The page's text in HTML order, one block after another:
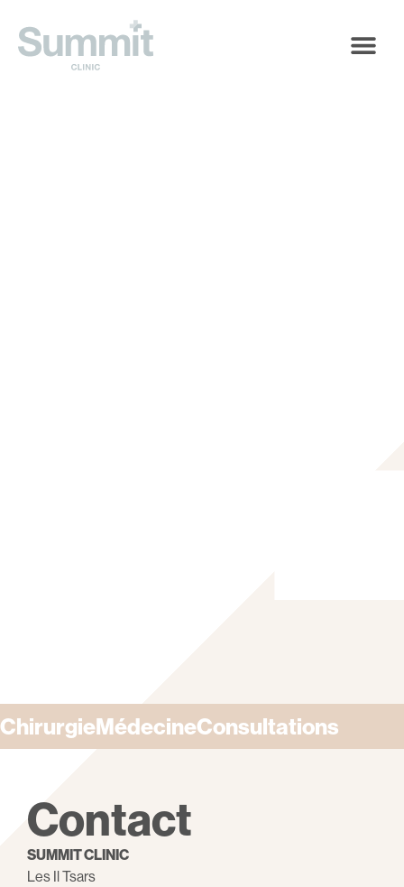
ChirurgieMédecineConsultations
Contact
SUMMIT CLINIC
Les Il Tsars